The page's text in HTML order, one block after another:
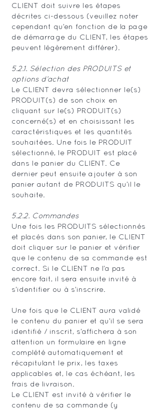
CLIENT doit suivre les étapes
décrites ci-dessous (veuillez noter
cependant qu’en fonction de la page
de démarrage du CLIENT, les étapes
peuvent légèrement différer).
5.2.1. Sélection des PRODUITS et
options d’achat
Le CLIENT devra sélectionner le(s)
PRODUIT(s) de son choix en
cliquant sur le(s) PRODUIT(s)
concerné(s) et en choisissant les
caractéristiques et les quantités
souhaitées. Une fois le PRODUIT
sélectionné, le PRODUIT est placé
dans le panier du CLIENT. Ce
dernier peut ensuite ajouter à son
panier autant de PRODUITS qu’il le
souhaite.
5.2.2. Commandes
Une fois les PRODUITS sélectionnés
et placés dans son panier, le CLIENT
doit cliquer sur le panier et vérifier
que le contenu de sa commande est
correct. Si le CLIENT ne l’a pas
encore fait, il sera ensuite invité à
s’identifier ou à s’inscrire.
Une fois que le CLIENT aura validé
le contenu du panier et qu’il se sera
identifié / inscrit, s’affichera à son
attention un formulaire en ligne
complété automatiquement et
récapitulant le prix, les taxes
applicables et, le cas échéant, les
frais de livraison.
Le CLIENT est invité à vérifier le
contenu de sa commande (y